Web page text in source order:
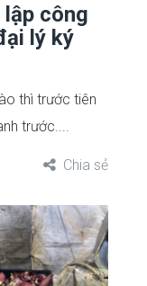
công
lý ký
thì trước tiên
trước....
Chia sẻ